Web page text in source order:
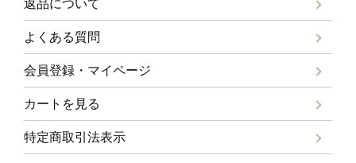
返品について
よくある質問
会員登録・マイページ
カートを見る
特定商取引法表示